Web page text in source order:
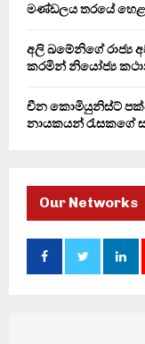
මණ්ඩලය තරයේ
අලි ඛමේනිගේ රාජ්‍ය
කරමින් නියෝජ්‍ය
චීන කොමියුනිස්ට්
නායකයන් රැසකගේ
Our Networks